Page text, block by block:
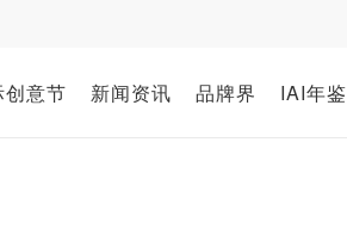
意节 新闻资讯 品牌界 IAI年鉴